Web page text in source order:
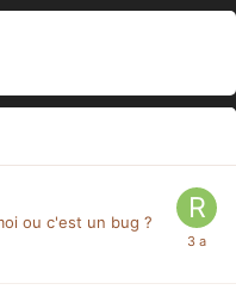
ou c'est un bug ?